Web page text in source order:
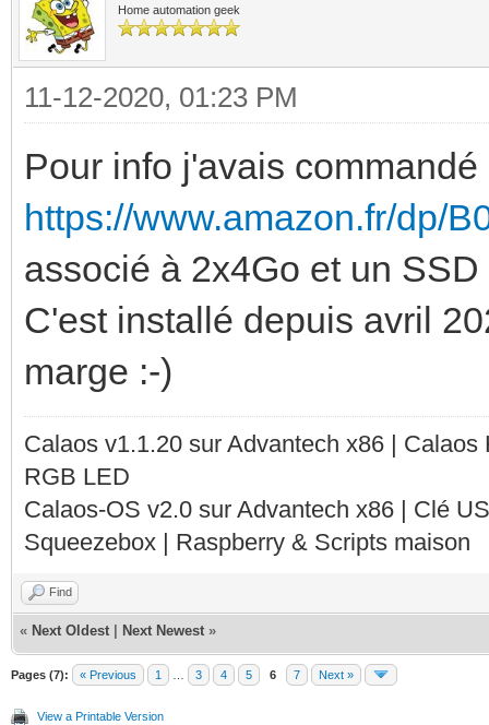
Home automation geek
11-12-2020, 01:23 PM
Pour info j'avais
https://www.amazon.fr/dp/
associé à 2x4Go et un
C'est installé depuis avril
marge :-)
Calaos v1.1.20 sur Advantech x86 |
RGB LED
Calaos-OS v2.0 sur Advantech x86 | Clé
Squeezebox | Raspberry & Scripts maison
Find
« Next Oldest Next Newest »
Pages (7): « Previous 1 3 4 5 6 7 Next »
View a Printable Version